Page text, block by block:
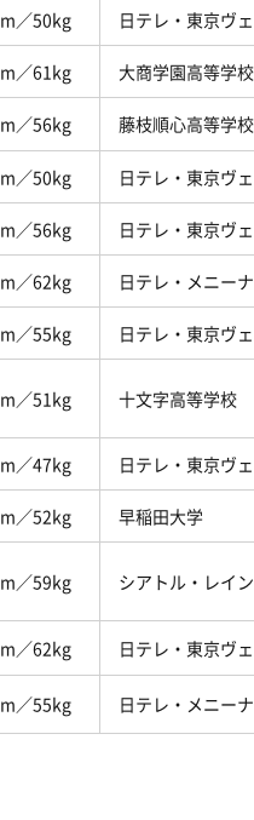
／50kg 日テレ・東京ヴ
／61kg 大商学園高等学校
／56kg 藤枝順心高等学校
／50kg 日テレ・東京ヴ
／56kg 日テレ・東京ヴ
／62kg 日テレ・メニーナ
／55kg 日テレ・東京ヴ
／51kg 十文字高等学校
／47kg 日テレ・東京ヴ
／52kg 早稲田大学
／59kg シアトル・レイ
／62kg 日テレ・東京ヴ
／55kg 日テレ・メニーナ